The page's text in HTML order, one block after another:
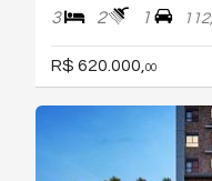
3 2 1 112,
R$ 620.000, 00